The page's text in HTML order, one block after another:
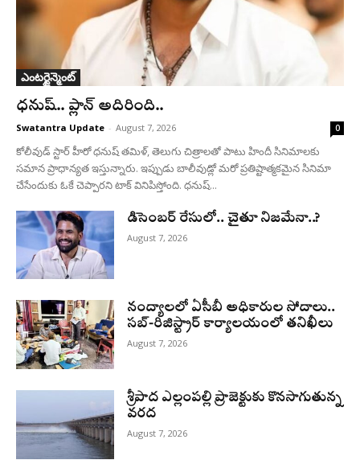
ఎంటర్టైన్మెంట్
ధనుష్‌.. ప్లాన్ అదిరింది..
Swatantra Update - August 7, 2026 0
కోలీవుడ్ స్టార్ హీరో ధనుష్ తమిళ్, తెలుగు చిత్రాలతో పాటు హిందీ సినిమాలకు
సమాన ప్రాధాన్యత ఇస్తున్నారు. ఇప్పుడు బాలీవుడ్లో మరో ప్రతిష్టాత్మకమైన సినిమా
చేసేందుకు ఓకే చెప్పారని టాక్ వినిపిస్తోంది. ధనుష్...
డిసెంబర్ రేసులో.. చైతూ నిజమేనా..?
August 7, 2026
నంద్యాలలో ఏసీబీ అధికారుల సోదాలు..
సబ్-రిజిస్ట్రార్ కార్యాలయంలో తనిఖీలు
August 7, 2026
శ్రీపాద ఎల్లంపల్లి ప్రాజెక్టుకు కొనసాగుతున్న
వరద
August 7, 2026